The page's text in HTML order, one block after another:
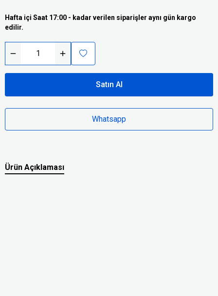
Hafta içi Saat 17:00 - kadar verilen siparişler aynı gün kargo
edilir.
Satın Al
Whatsapp
Ürün Açıklaması